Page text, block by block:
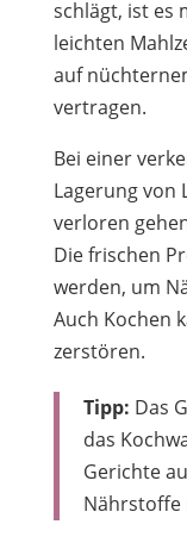
schlägt, ist es
leichten
auf
vertragen.
Bei einer
Lagerung von
verloren
Die frischen
werden, um
Auch Kochen
zerstören.
Tipp: Das
das
Gerichte
Nährstoffe